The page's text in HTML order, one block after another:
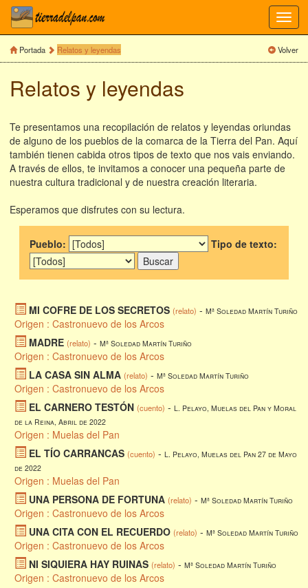
Portada Relatos y leyendas Volver
Relatos y leyendas
Te presentamos una recopilación de relatos y leyendas oriundas
de alguno de los pueblos de la comarca de la Tierra del Pan. Aquí
también tienen cabida otros tipos de texto que nos vais enviando.
A través de ellos, te invitamos a conocer una pequeña parte de
nuestra cultura tradicional y de nuestra creación literaria.
Esperamos que disfrutes con su lectura.
Pueblo: Tipo de texto:
MI COFRE DE LOS SECRETOS (relato) - Mª Soledad Martín Turiño
Origen : Castronuevo de los Arcos
MADRE (relato) - Mª Soledad Martín Turiño
Origen : Castronuevo de los Arcos
LA CASA SIN ALMA (relato) - Mª Soledad Martín Turiño
Origen : Castronuevo de los Arcos
EL CARNERO TESTÓN (cuento) - L. Pelayo, Muelas del Pan y Moral
de la Reina, Abril de 2022
Origen : Muelas del Pan
EL TÍO CARRANCAS (cuento) - L. Pelayo, Muelas del Pan 27 de Mayo
de 2022
Origen : Muelas del Pan
UNA PERSONA DE FORTUNA (relato) - Mª Soledad Martín Turiño
Origen : Castronuevo de los Arcos
UNA CITA CON EL RECUERDO (relato) - Mª Soledad Martín Turiño
Origen : Castronuevo de los Arcos
NI SIQUIERA HAY RUINAS (relato) - Mª Soledad Martín Turiño
Origen : Castronuevo de los Arcos